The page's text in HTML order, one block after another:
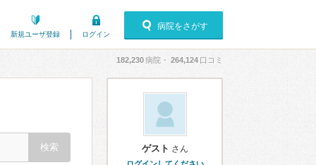
新規ユーザ登録 ログイン
病院をさがす
182,230病院・ 264,124 口コミ
ゲスト さん